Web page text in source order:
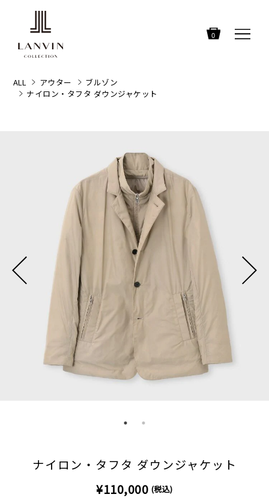
0
ALL アウター
ブルゾン
ナイロン・タフタ ダウンジャケット
ナイロン・タフタ ダウンジャケット
¥110,000 (税込)